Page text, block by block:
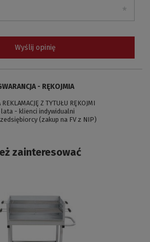
Wyślij opinię
- RĘKOJMIA
REKLAMACJĘ Z TYTUŁU RĘKOJMI
lata - klienci indywidualni
(zakup na FV z NIP)
zainteresować